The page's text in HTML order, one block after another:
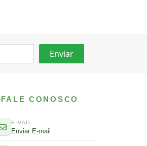
FALE CONOSCO
E-MAIL
Enviar E-mail